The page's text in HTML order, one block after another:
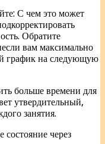
С чем это может
Обратите
вам максимально
график на следующую
больше времени для
утвердительный,
занятия.
через